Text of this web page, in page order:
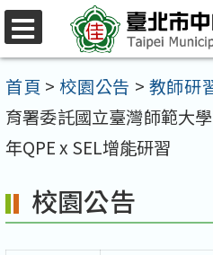
跳
至
主
要
內
區
首頁 > 校園公告 > 教師研
育署委託國立臺灣師範大
年QPE x SEL增能研習
校園公告
選
單